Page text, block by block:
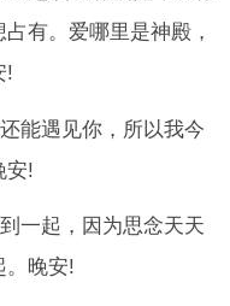
有。爱哪里是神殿，
!
能遇见你，所以我今
安!
一起，因为思念天天
。晚安!